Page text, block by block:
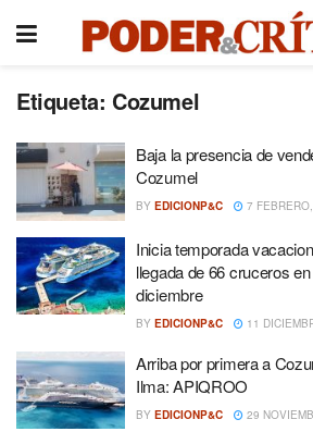
Etiqueta: Cozumel
Baja la presencia de
Cozumel
BY EDICIONP&C 7
Inicia temporada
llegada de 66 cruceros
diciembre
BY EDICIONP&C 11
Arriba por primera a
Ilma: APIQROO
BY EDICIONP&C 29